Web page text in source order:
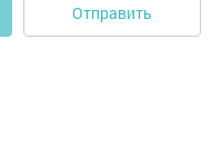
Отправить